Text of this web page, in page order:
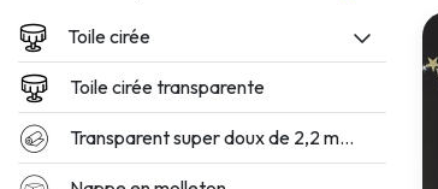
Toile cirée
Toile cirée transparente
Transparent super doux de 2,2 mm d'épaisseur